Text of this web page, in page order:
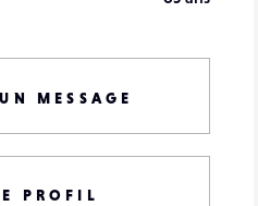
MESSAGE
PROFIL